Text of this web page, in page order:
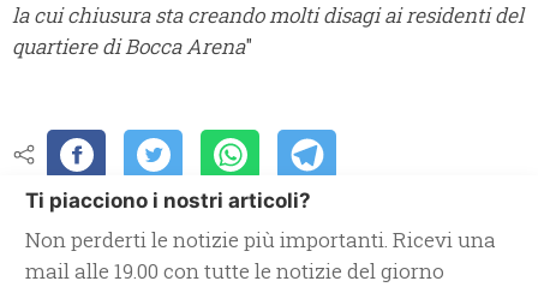
la cui chiusura sta creando molti disagi ai residenti del
quartiere di Bocca Arena"
Ti piacciono i nostri articoli?
Non perderti le notizie più importanti. Ricevi una
mail alle 19.00 con tutte le notizie del giorno